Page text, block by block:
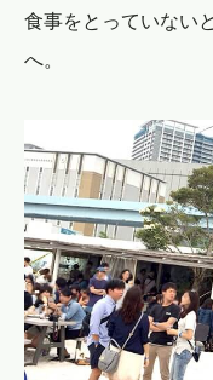
食事をとっていない
へ。